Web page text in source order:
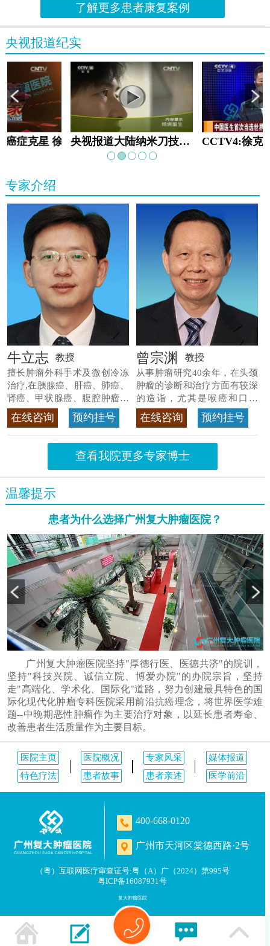
了解更多患者康复案例
央视报道纪实
癌症克星 徐克成 央视报道大陆纳米刀技术手术：绝境重生
专家介绍
牛立志 教授
擅长肿瘤外科手术及微创冷冻
治疗,在胰腺癌、肝癌、肺癌、
肾癌、甲状腺癌、腹腔肿瘤等
>>查看专家详情
在线咨询 预约挂号
曾宗渊 教授
从事肿瘤研究40余年，在头颈
肿瘤的诊断和治疗方面有较深
的造诣，尤其是喉癌和口腔
癌，迄今仍是广东喉癌单病种
首席专家 >>查看专家详情
在线咨询 预约挂号
查看我院更多专家博士
温馨提示
患者为什么选择广州复大肿瘤医院？
广州复大肿瘤医院坚持"厚德行医、医德共济"的院训，
坚持"科技兴院、诚信立院、博爱办院"的办院宗旨，坚持
走"高端化、学术化、国际化"道路，努力创建最具特色的国
际化现代化肿瘤专科医院采用前沿抗癌理念，将世界医学难
题--中晚期恶性肿瘤作为主要治疗对象，以延长患者寿命、
改善患者生活质量作为主要目标。
医院主页 医院概况 专家风采
媒体报道
特色疗法
患者故事 患者亲述 医学前沿
400-668-0120
广州市天河区棠德西路·2号
（粤）互联网医疗审查证号:粤（A）广（2024）第995号
粤ICP备16087931号
复大肿瘤医院